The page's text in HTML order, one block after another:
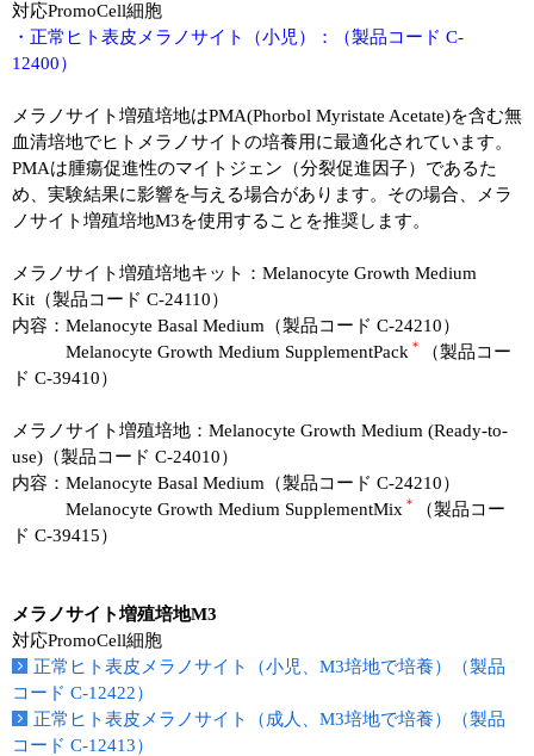
対応PromoCell細胞
・正常ヒト表皮メラノサイト（小児）：（製品コード C-
12400）
メラノサイト増殖培地はPMA(Phorbol Myristate Acetate)を含む無
血清培地でヒトメラノサイトの培養用に最適化されています。
PMAは腫瘍促進性のマイトジェン（分裂促進因子）であるた
め、実験結果に影響を与える場合があります。その場合、メラ
ノサイト増殖培地M3を使用することを推奨します。
メラノサイト増殖培地キット：Melanocyte Growth Medium
Kit（製品コード C-24110）
内容：Melanocyte Basal Medium（製品コード C-24210）
Melanocyte Growth Medium SupplementPack ＊
（製品コー
ド C-39410）
メラノサイト増殖培地：Melanocyte Growth Medium (Ready-to-
use)（製品コード C-24010）
内容：Melanocyte Basal Medium（製品コード C-24210）
Melanocyte Growth Medium SupplementMix ＊
（製品コー
ド C-39415）
メラノサイト増殖培地M3
対応PromoCell細胞
正常ヒト表皮メラノサイト（小児、M3培地で培養）（製品
コード C-12422）
正常ヒト表皮メラノサイト（成人、M3培地で培養）（製品
コード C-12413）